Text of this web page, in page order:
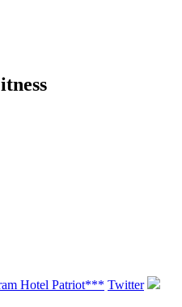
Hotel Patriot*** Twitter